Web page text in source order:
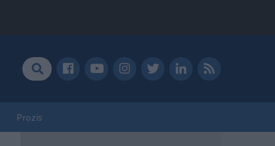
Prozis